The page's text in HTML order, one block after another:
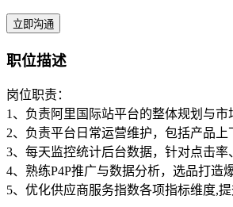
立即沟通
职位描述
岗位职责：
1、负责阿里国际站平台的整体规划与
2、负责平台日常运营维护，包括产品
3、每天监控统计后台数据，针对点击
4、熟练P4P推广与数据分析，选品打造
5、优化供应商服务指数各项指标维度,